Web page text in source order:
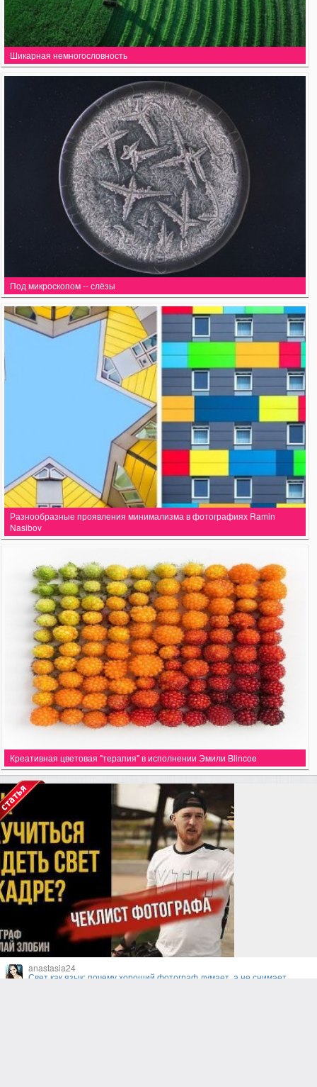
Шикарная немногословность
Под микроскопом -- слёзы
Разнообразные проявления минимализма в фотографиях Ramin
Nasibov
Креативная цветовая "терапия" в исполнении Эмили Blincoe
anastasia24
Свет как язык: почему хороший фотограф думает, а не снимает